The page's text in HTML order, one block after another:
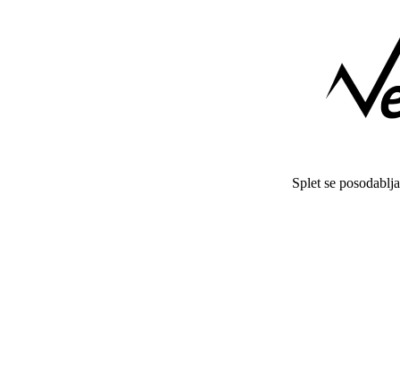
Splet se